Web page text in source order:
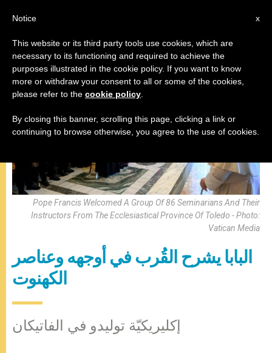
البابا فرنسيس
Pope Francis Welcomed A Group Of 86 Seminarians And Their
Instructors From The Ecclesiastical Province Of Toledo - Photo:
Vatican Media
البابا يشرح القُرب في أوجهه وعناصر
الكهنوت
إكليريكيّة توليدو في الفاتيكان
x
Notice
This website or its third party tools use cookies, which are
necessary to its functioning and required to achieve the
purposes illustrated in the cookie policy. If you want to know
more or withdraw your consent to all or some of the cookies,
please refer to the cookie policy
By closing this banner, scrolling this page, clicking a link or
continuing to browse otherwise, you agree to the use of cookies.